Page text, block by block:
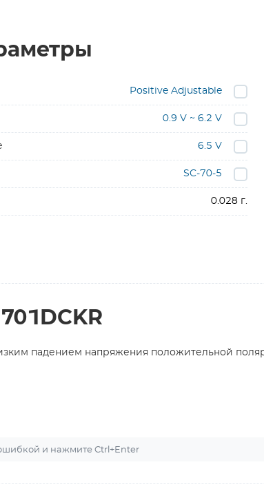
Positive Adjustable
0.9 V ~ 6.2 V
6.5 V
SC-70-5
0.028 г.
падением напряжения положительной
и нажмите Ctrl+Enter